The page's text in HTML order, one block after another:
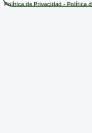
Política de Privacidad-Política